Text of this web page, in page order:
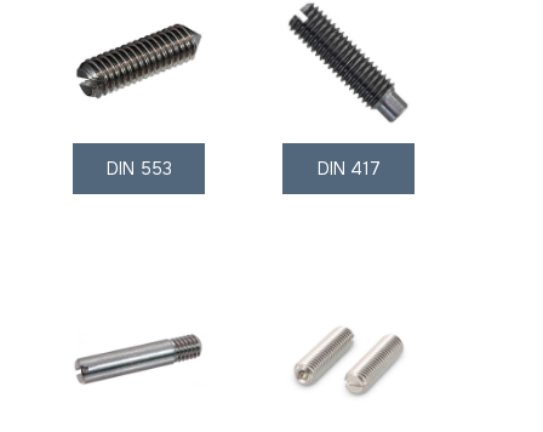
DIN 553 DIN 417